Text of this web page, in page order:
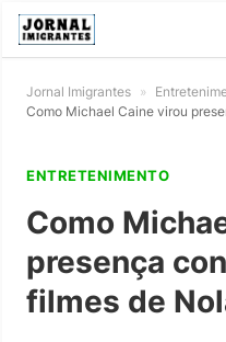
Jornal Imigrantes »
Como Michael Caine virou
ENTRETENIMENTO
Como
presença
filmes de